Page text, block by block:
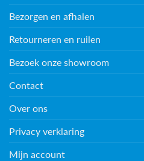
Bezorgen en afhalen
Retourneren en ruilen
Bezoek onze showroom
Contact
Over ons
Privacy verklaring
Mijn account